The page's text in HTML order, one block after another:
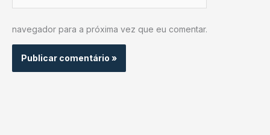
navegador para a próxima vez que eu comentar.